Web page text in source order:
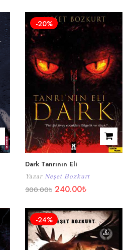
-20%
Dark Tanrının Eli
Yazar Neşet Bozkurt
300.00₺ 240.00₺
-24%